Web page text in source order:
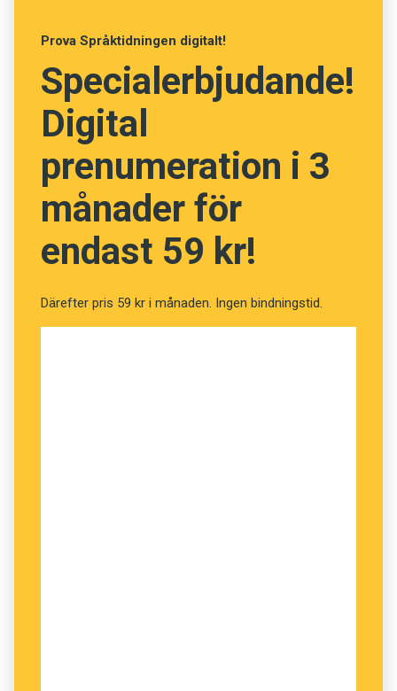
NÄSTA FRÅGA
Prova Språktidningen digitalt!
Specialerbjudande!
Digital
prenumeration i 3
månader för
endast 59 kr!
Därefter pris 59 kr i månaden. Ingen bindningstid.